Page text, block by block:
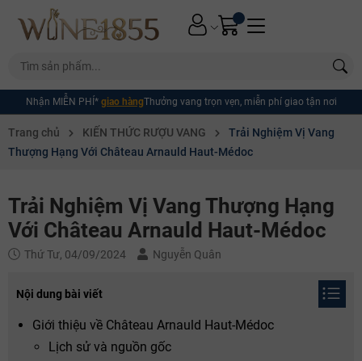
Nhận MIỄN PHÍ* giao hàngThưởng vang trọn vẹn, miễn phí giao tận nơi
Trang chủ KIẾN THỨC RƯỢU VANG
Trải Nghiệm Vị Vang
Thượng Hạng Với Château Arnauld Haut-Médoc
Trải Nghiệm Vị Vang Thượng Hạng
Với Château Arnauld Haut-Médoc
Thứ Tư, 04/09/2024 Nguyễn Quân
Nội dung bài viết
Giới thiệu về Château Arnauld Haut-Médoc
Lịch sử và nguồn gốc